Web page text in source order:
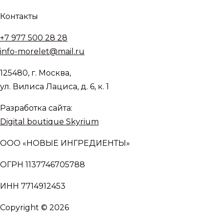
Контакты
+7 977 500 28 28
info-morelet@mail.ru
125480, г. Москва,
ул. Вилиса Лациса, д. 6, к. 1
Разработка сайта:
Digital boutique Skyrium
ООО «НОВЫЕ ИНГРЕДИЕНТЫ»
ОГРН 1137746705788
ИНН 7714912453
Copyright © 2026